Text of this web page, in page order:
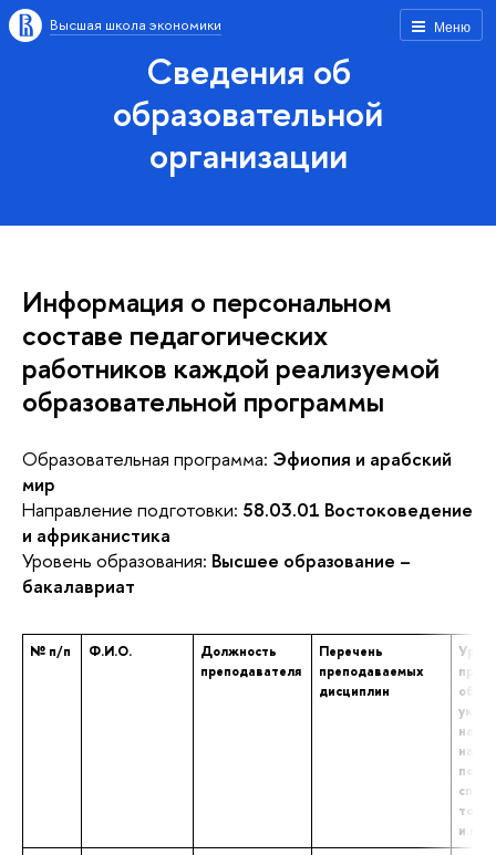
Меню
Высшая школа экономики
Сведения об
образовательной
организации
Информация о персональном
составе педагогических
работников каждой реализуемой
образовательной программы
Образовательная программа: Эфиопия и арабский
мир
Направление подготовки: 58.03.01 Востоковедение
и африканистика
Уровень образования: Высшее образование –
бакалавриат
№ п/п Ф.И.О.
Должность
преподавателя
Перечень
преподаваемых
дисциплин
том
и